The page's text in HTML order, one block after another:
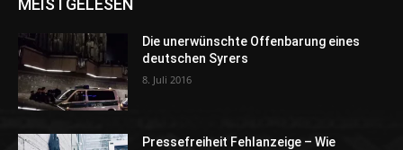
MEISTGELESEN
Die unerwünschte Offenbarung eines
deutschen Syrers
8. Juli 2016
Pressefreiheit Fehlanzeige – Wie